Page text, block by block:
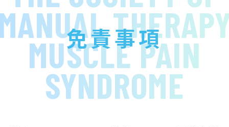
免責事項
MUSCLE PAIN
SYNDROME